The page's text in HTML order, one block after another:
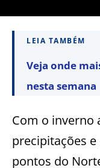
LEIA TAMBÉM
Veja onde
nesta semana
Com o inverno
precipitações
pontos do